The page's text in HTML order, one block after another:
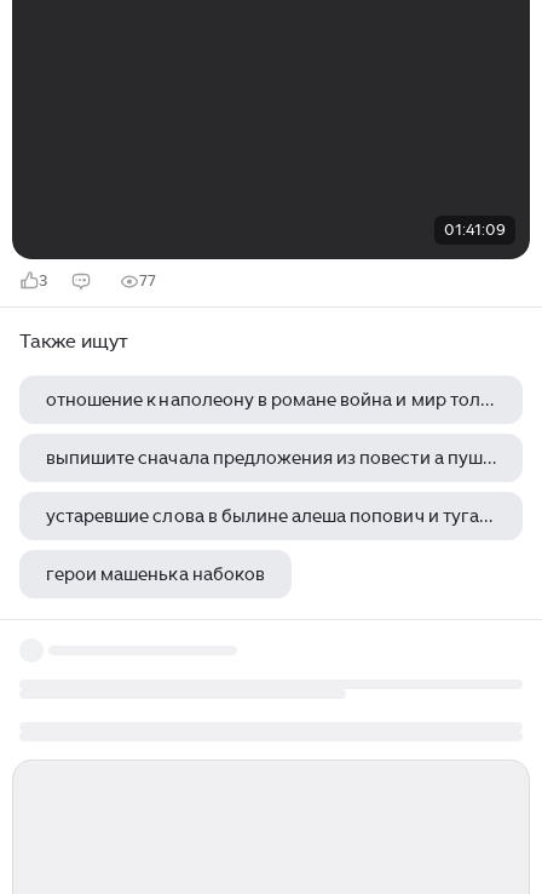
01:41:09
3 77
Также ищут
отношение к наполеону в романе война и мир толстого
выпишите сначала предложения из повести а пушкина капитанская дочка
устаревшие слова в былине алеша попович и тугарин змей
герои машенька набоков